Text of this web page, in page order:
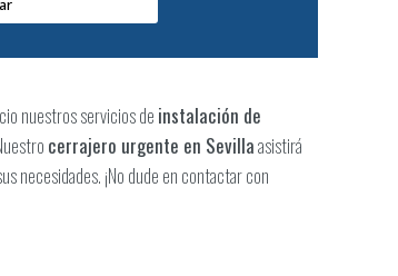
nuestros servicios deinstalación de
cerrajero urgente en Sevillaasistirá
necesidades. ¡No dude en contactar con